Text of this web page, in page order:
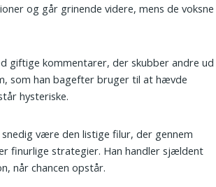
og går grinende videre, mens de voksne
giftige kommentarer, der skubber andre ud
som han bagefter bruger til at hævde
hysteriske.
være den listige filur, der gennem
finurlige strategier. Han handler sjældent
når chancen opstår.